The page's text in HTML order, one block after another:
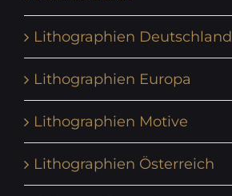
Lithographien Deutschland
Lithographien Europa
Lithographien Motive
Lithographien Österreich